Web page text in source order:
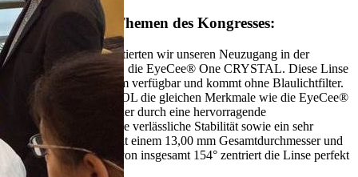
Hier unsere Top Themen des Kongresses:
Im Bereich IOL präsentierten wir unseren Neuzugang in der
EyeCee® One Familie, die EyeCee® One CRYSTAL. Diese Linse
ist als Preloaded-System verfügbar und kommt ohne Blaulichtfilter.
Ansonsten besitzt die IOL die gleichen Merkmale wie die EyeCee®
One und überzeugt daher durch eine hervorragende
Abbildungsqualität, eine verlässliche Stabilität sowie ein sehr
einfaches Handling. Mit einem 13,00 mm Gesamtdurchmesser und
einem Kontaktwinkel von insgesamt 154° zentriert die Linse perfekt
im Kapselsack.